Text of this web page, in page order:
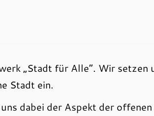
„Stadt für Alle“. Wir setzen
Stadt ein.
dabei der Aspekt der